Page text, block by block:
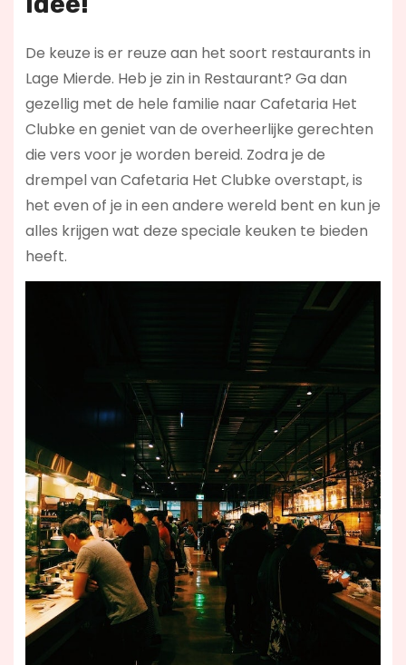
De keuze is er reuze aan het soort restaurants in
Lage Mierde. Heb je zin in Restaurant? Ga dan
gezellig met de hele familie naar Cafetaria Het
Clubke en geniet van de overheerlijke gerechten
die vers voor je worden bereid. Zodra je de
drempel van Cafetaria Het Clubke overstapt, is
het even of je in een andere wereld bent en kun je
alles krijgen wat deze speciale keuken te bieden
heeft.